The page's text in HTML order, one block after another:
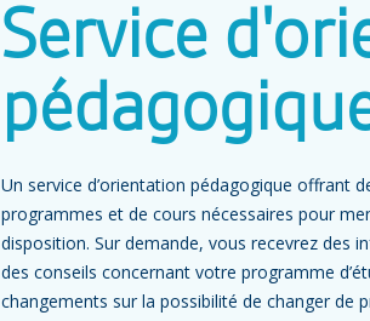
Service
Un service d’orientation pédagogique offrant
programmes et de cours nécessaires pour
disposition. Sur demande, vous recevrez des
des conseils concernant votre programme
changements sur la possibilité de changer de